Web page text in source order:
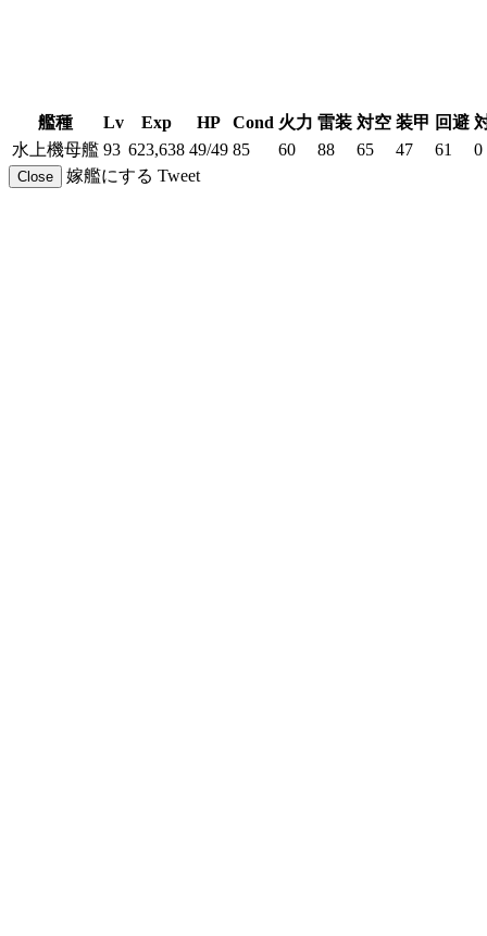
艦種 Lv Exp HP Cond 火力 雷装 対空 装甲 回避
水上機母艦 93 623,638 49/49 85 60 88 65 47 61 0
Close 嫁艦にする Tweet